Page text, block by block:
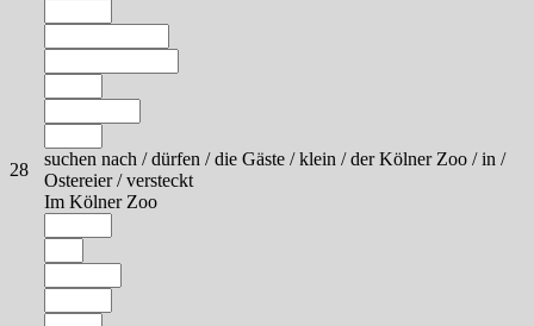
28
suchen nach / dürfen / die Gäste / klein / der Kölner Zoo / in /
Ostereier / versteckt
Im Kölner Zoo